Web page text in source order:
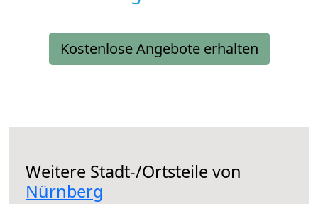
Kostenlose Angebote erhalten
Weitere Stadt-/Ortsteile von
Nürnberg